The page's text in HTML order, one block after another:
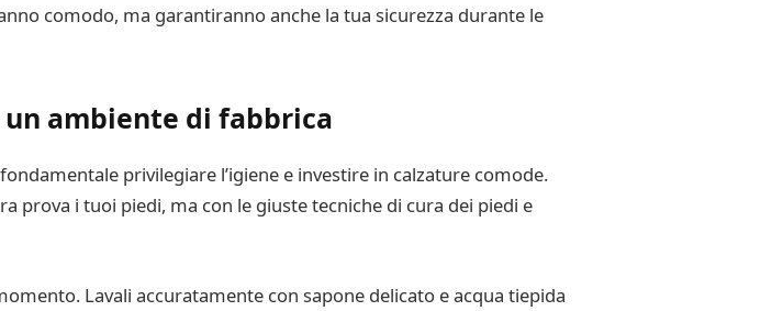
comodo, ma garantiranno anche la tua sicurezza durante le
ambiente di fabbrica
privilegiare l’igiene e investire in calzature comode.
prova i tuoi piedi, ma con le giuste tecniche di cura dei piedi e
Lavali accuratamente con sapone delicato e acqua tiepida